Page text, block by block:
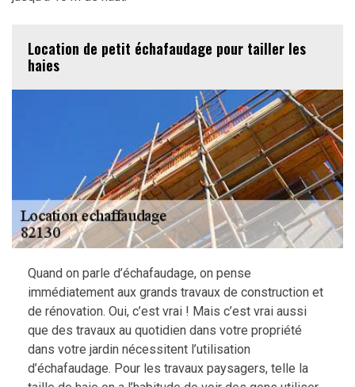
Location de petit échafaudage pour tailler les
haies
Quand on parle d’échafaudage, on pense
immédiatement aux grands travaux de construction et
de rénovation. Oui, c’est vrai ! Mais c’est vrai aussi
que des travaux au quotidien dans votre propriété
dans votre jardin nécessitent l’utilisation
d’échafaudage. Pour les travaux paysagers, telle la